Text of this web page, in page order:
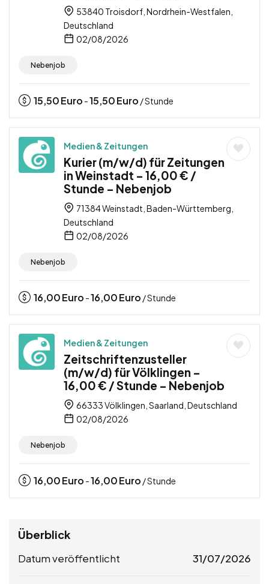
53840 Troisdorf, Nordrhein-Westfalen,
Deutschland
02/08/2026
Nebenjob
15,50Euro -15,50Euro / Stunde
Medien & Zeitungen
Kurier (m/w/d) für Zeitungen
in Weinstadt – 16,00 € /
Stunde – Nebenjob
71384 Weinstadt, Baden-Württemberg,
Deutschland
02/08/2026
Nebenjob
16,00Euro -16,00Euro / Stunde
Medien & Zeitungen
Zeitschriftenzusteller
(m/w/d) für Völklingen –
16,00 € / Stunde – Nebenjob
66333 Völklingen, Saarland, Deutschland
02/08/2026
Nebenjob
16,00Euro -16,00Euro / Stunde
Überblick
Datum veröffentlicht 31/07/2026